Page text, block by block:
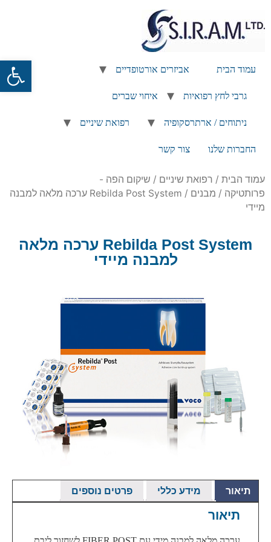
עמוד הבית אביזרים אורטופדיים
גרבי לחץ רפואיות איחוי שברים
ניתוחים / ארתרסקופיה רפואת שיניים
החברות שלנו צור קשר
עמוד הבית / רפואת שיניים / שיקום הפה -
פרותטיקה / מבנים
/ Rebilda Post System ערכה מלאה למבנה
מיידי
Rebilda Post System ערכה מלאה
למבנה מיידי
תיאור מידע כללי פרטים נוספים
תיאור